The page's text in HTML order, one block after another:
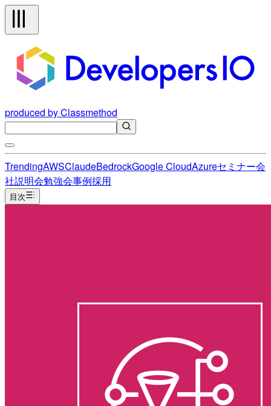
produced by Classmethod
TrendingAWSClaudeBedrockGoogle CloudAzureセミナー会
社説明会勉強会事例採用
目次